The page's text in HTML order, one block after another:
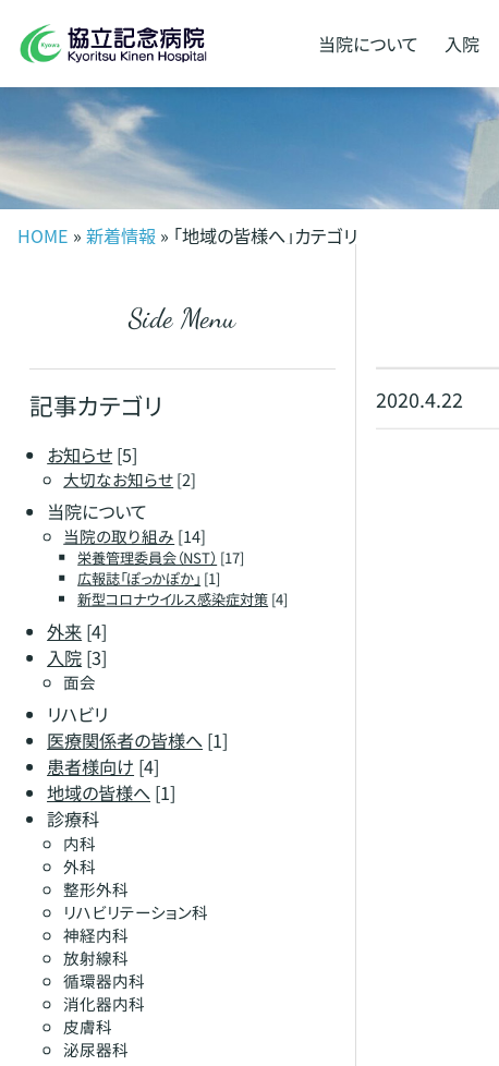
当院について 入院
HOME »新着情報 » 「地域の皆様へ」カテゴリ
2020.4.22
Side Menu
記事カテゴリ
お知らせ [5]
大切なお知らせ[2]
当院について
当院の取り組み [14]
栄養管理委員会（NST） [17]
広報誌「ぽっかぽか」 [1]
新型コロナウイルス感染症対策[4]
外来 [4]
入院 [3]
面会
リハビリ
医療関係者の皆様へ [1]
患者様向け [4]
地域の皆様へ [1]
診療科
内科
外科
整形外科
リハビリテーション科
神経内科
放射線科
循環器内科
消化器内科
皮膚科
泌尿器科